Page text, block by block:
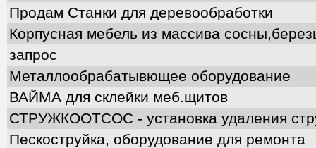
Продам Станки для деревообработки
Корпусная мебель из массива
запрос
Металлообрабатывющее оборудование
ВАЙМА для склейки меб.щитов
СТРУЖКООТСОС - установка удаления
Пескоструйка, оборудование для ремонта